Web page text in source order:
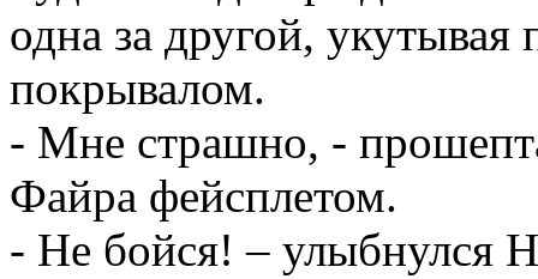
одна за другой,
покрывалом.
- Мне страшно, -
Файра фейсплетом.
- Не бойся! – улыбнулся